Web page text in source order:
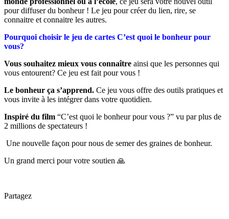
pour diffuser du bonheur ! Le jeu pour créer du lien, rire, se
connaitre et connaitre les autres.
Pourquoi choisir le jeu de cartes C’est quoi le bonheur pour
vous?
Vous souhaitez mieux vous connaître ainsi que les personnes qui
vous entourent? Ce jeu est fait pour vous !
Le bonheur ça s’apprend. Ce jeu vous offre des outils pratiques et
vous invite à les intégrer dans votre quotidien.
Inspiré du film “C’est quoi le bonheur pour vous ?” vu par plus de
2 millions de spectateurs !
Une nouvelle façon pour nous de semer des graines de bonheur.
Un grand merci pour votre soutien 🙏
Partagez